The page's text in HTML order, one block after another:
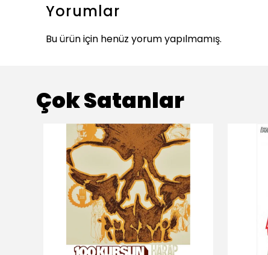
Yorumlar
Bu ürün için henüz yorum yapılmamış.
Çok Satanlar